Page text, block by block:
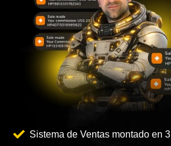
Sistema de Ventas montado en